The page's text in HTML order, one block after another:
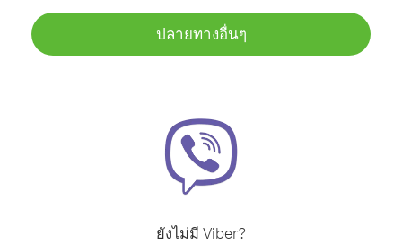
ปลายทางอื่นๆ
ยังไม่มี Viber?